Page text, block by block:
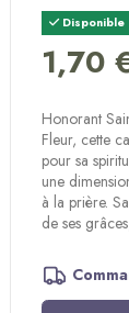
Disponible
1,70
Honorant
Fleur, cette
pour sa
une
à la prière.
de ses